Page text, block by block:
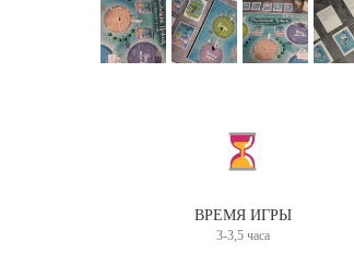
ВРЕМЯ ИГРЫ
3-3,5 часа